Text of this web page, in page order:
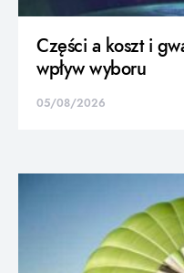
Części a koszt i
wpływ wyboru
05/08/2026